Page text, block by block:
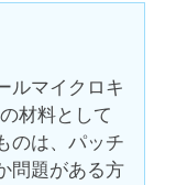
ルマイクロキ
材料として
のは、パッチ
問題がある方